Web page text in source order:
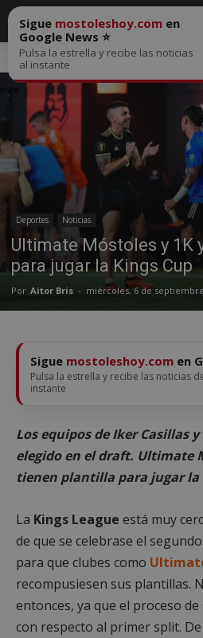
Inicio Deportes
Deportes Noticias
Ultimate Móstoles y 1K
para jugar la Kings Cup
Por Aitor Bris - miércoles, 6 de
Sigue mostoleshoy.com en
Google News ⭐
Pulsa la estrella y recibe las noticias
al instante
Sigue mostoleshoy.com en
Pulsa la estrella y recibe las noticias
instante
Los equipos de Iker Casillas
elegido en el draft. Ultimate
tienen plantilla para jugar la
La Kings League está muy
de que se celebrase el
para que clubes como
recompusiesen sus plantillas.
entonces, ya que el proceso
con respecto al primer split.